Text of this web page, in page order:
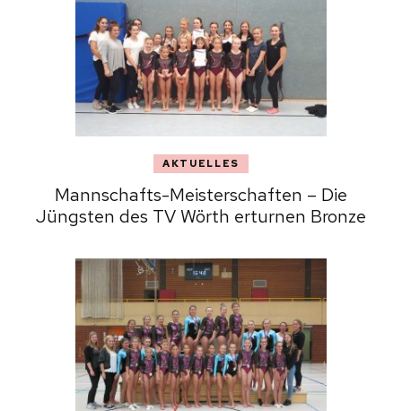
AKTUELLES
Mannschafts-Meisterschaften – Die
Jüngsten des TV Wörth erturnen Bronze